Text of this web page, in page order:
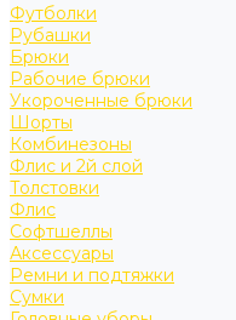
Футболки
Рубашки
Брюки
Рабочие брюки
Укороченные брюки
Шорты
Комбинезоны
Флис и 2й слой
Толстовки
Флис
Софтшеллы
Аксессуары
Ремни и подтяжки
Сумки